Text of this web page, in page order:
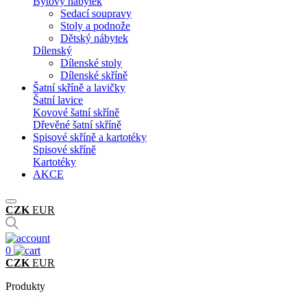
Sedací soupravy
Stoly a podnože
Dětský nábytek
Dílenský
Dílenské stoly
Dílenské skříně
Šatní skříně a lavičky
Šatní lavice
Kovové šatní skříně
Dřevěné šatní skříně
Spisové skříně a kartotéky
Spisové skříně
Kartotéky
AKCE
CZK EUR
0
CZK EUR
Produkty